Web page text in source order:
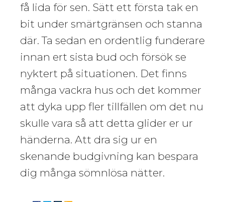
få lida för sen. Sätt ett första tak en
bit under smärtgränsen och stanna
där. Ta sedan en ordentlig funderare
innan ert sista bud och försök se
nyktert på situationen. Det finns
många vackra hus och det kommer
att dyka upp fler tillfällen om det nu
skulle vara så att detta glider er ur
händerna. Att dra sig ur en
skenande budgivning kan bespara
dig många sömnlösa nätter.